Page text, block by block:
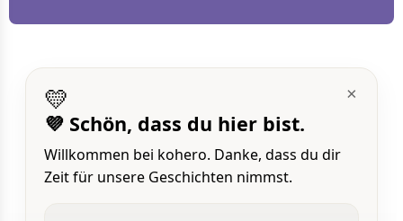
×
💛
💜 Schön, dass du hier bist.
Willkommen bei kohero. Danke, dass du dir
Zeit für unsere Geschichten nimmst.